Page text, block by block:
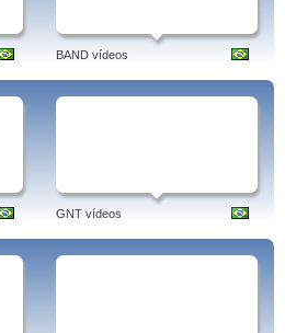
BAND vídeos
GNT vídeos